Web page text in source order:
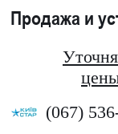
Продажа и
(067)